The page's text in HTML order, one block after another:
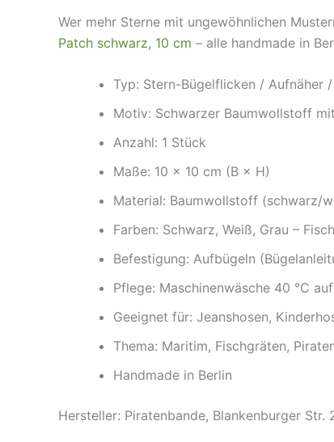
Wer mehr Sterne mit ungewöhnlichen
Patch schwarz, 10 cm – alle handmade in
Typ: Stern-Bügelflicken / Aufnäher
Motiv: Schwarzer Baumwollstoff
Anzahl: 1 Stück
Maße: 10 × 10 cm (B × H)
Material: Baumwollstoff (schwarz/
Farben: Schwarz, Weiß, Grau –
Befestigung: Aufbügeln
Pflege: Maschinenwäsche 40 °C
Geeignet für: Jeanshosen,
Thema: Maritim, Fischgräten,
Handmade in Berlin
Hersteller: Piratenbande, Blankenburger Str.